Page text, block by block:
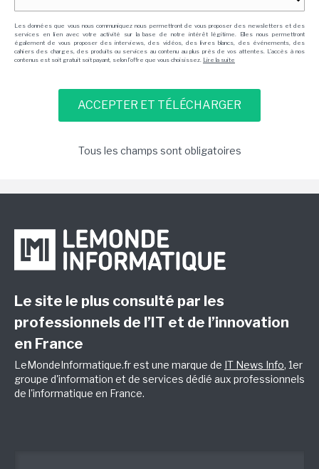
Les données que vous nous communiquez nous permettront de vous proposer des newsletters et des
services en lien avec votre activité sur la base de notre intérêt légitime. Elles nous permettront
également de vous proposer des interviews, des vidéos, des livres blancs, des événements, des
cahiers des charges, des produits ou services au contenu au plus près de vos attentes. L'accès à nos
contenus est soit gratuit soit payant, selon l'offre que vous choisissez. Lire la suite
Tous les champs sont obligatoires
Le site le plus consulté par les
professionnels de l’IT et de l’innovation
en France
LeMondeInformatique.fr est une marque de IT News Info, 1er
groupe d'information et de services dédié aux professionnels
de l'informatique en France.